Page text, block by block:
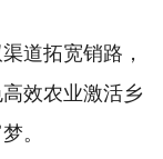
道拓宽销路，
效农业激活乡
。